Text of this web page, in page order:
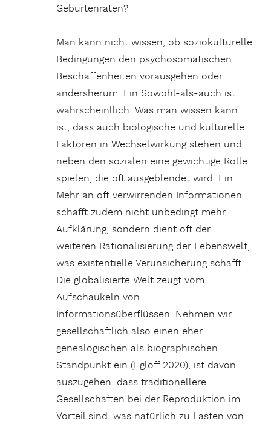
Geburtenraten?
Man kann nicht wissen, ob soziokulturelle
Bedingungen den psychosomatischen
Beschaffenheiten vorausgehen oder
andersherum. Ein Sowohl-als-auch ist
wahrscheinllich. Was man wissen kann
ist, dass auch biologische und kulturelle
Faktoren in Wechselwirkung stehen und
neben den sozialen eine gewichtige Rolle
spielen, die oft ausgeblendet wird. Ein
Mehr an oft verwirrenden Informationen
schafft zudem nicht unbedingt mehr
Aufklärung, sondern dient oft der
weiteren Rationalisierung der Lebenswelt,
was existentielle Verunsicherung schafft.
Die globalisierte Welt zeugt vom
Aufschaukeln von
Informationsüberflüssen. Nehmen wir
gesellschaftlich also einen eher
genealogischen als biographischen
Standpunkt ein (Egloff 2020), ist davon
auszugehen, dass traditionellere
Gesellschaften bei der Reproduktion im
Vorteil sind, was natürlich zu Lasten von